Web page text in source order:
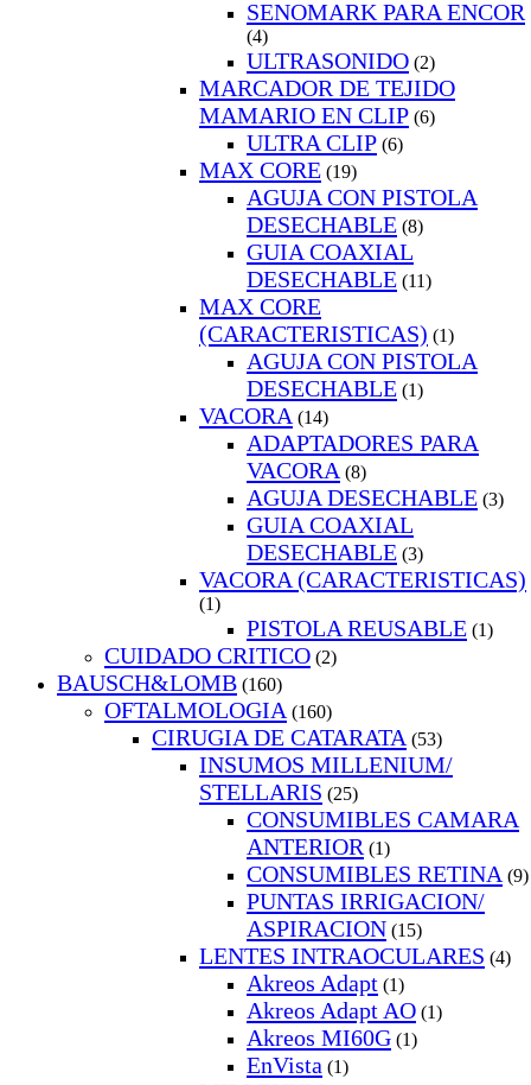
SENOMARK PARA ENCOR
(4)
ULTRASONIDO (2)
MARCADOR DE TEJIDO
MAMARIO EN CLIP (6)
ULTRA CLIP (6)
MAX CORE (19)
AGUJA CON PISTOLA
DESECHABLE (8)
GUIA COAXIAL
DESECHABLE (11)
MAX CORE
(CARACTERISTICAS) (1)
AGUJA CON PISTOLA
DESECHABLE (1)
VACORA (14)
ADAPTADORES PARA
VACORA (8)
AGUJA DESECHABLE (3)
GUIA COAXIAL
DESECHABLE (3)
VACORA (CARACTERISTICAS)
(1)
PISTOLA REUSABLE (1)
CUIDADO CRITICO (2)
BAUSCH&LOMB (160)
OFTALMOLOGIA (160)
CIRUGIA DE CATARATA (53)
INSUMOS MILLENIUM/
STELLARIS (25)
CONSUMIBLES CAMARA
ANTERIOR (1)
CONSUMIBLES RETINA (9)
PUNTAS IRRIGACION/
ASPIRACION (15)
LENTES INTRAOCULARES (4)
Akreos Adapt (1)
Akreos Adapt AO (1)
Akreos MI60G (1)
EnVista (1)